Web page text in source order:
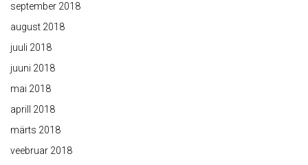
september 2018
august 2018
juuli 2018
juuni 2018
mai 2018
aprill 2018
märts 2018
veebruar 2018